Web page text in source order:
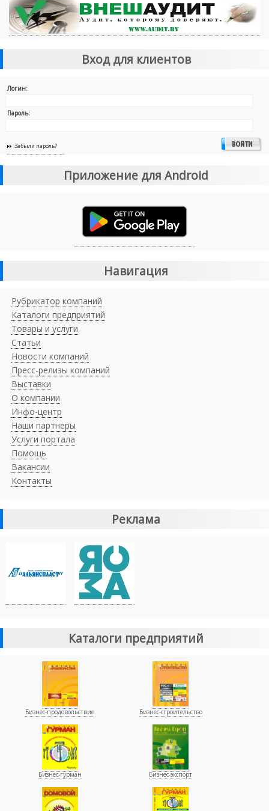
Вход для клиентов
Логин:
Пароль:
Забыли пароль?
Приложение для Android
Навигация
Рубрикатор компаний
Каталоги предприятий
Товары и услуги
Статьи
Новости компаний
Пресс-релизы компаний
Выставки
О компании
Инфо-центр
Наши партнеры
Услуги портала
Помощь
Вакансии
Контакты
Реклама
Каталоги предприятий
Бизнес-продовольствие Бизнес-строительство
Бизнес-гурман Бизнес-экспорт